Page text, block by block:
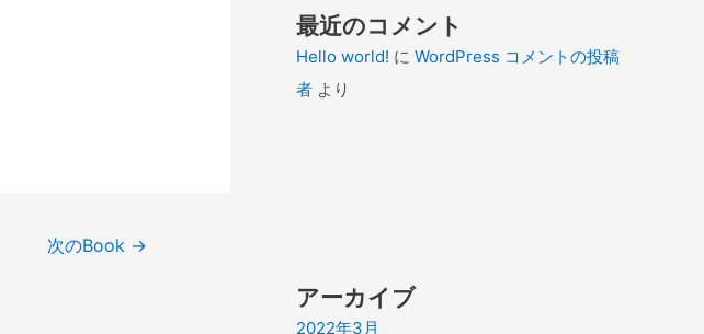
次のBook →
最近のコメント
Hello world! に WordPress コメントの投稿
者 より
アーカイブ
2022年3月